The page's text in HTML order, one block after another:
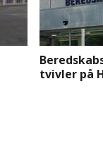
tvivler på